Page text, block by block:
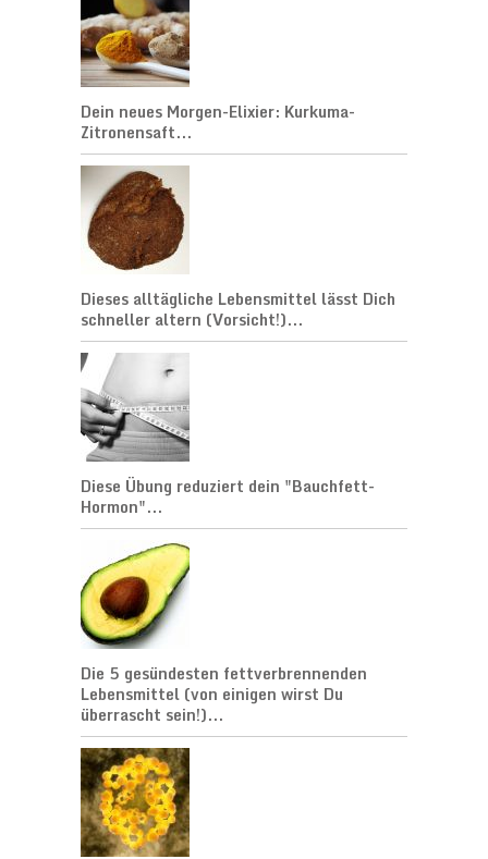
Dein neues Morgen-Elixier: Kurkuma-
Zitronensaft...
Dieses alltägliche Lebensmittel lässt Dich
schneller altern (Vorsicht!)...
Diese Übung reduziert dein "Bauchfett-
Hormon"...
Die 5 gesündesten fettverbrennenden
Lebensmittel (von einigen wirst Du
überrascht sein!)...